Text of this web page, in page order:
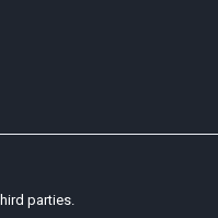
parties.